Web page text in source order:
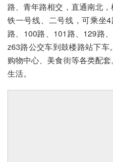
路、青年路相交，直通南北
铁一号线、二号线，可乘坐
路、100路、101路、129路
z63路公交车到鼓楼路站下车
购物中心、美食街等各类配
生活。